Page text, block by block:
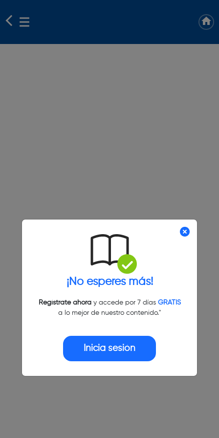
¡No esperes más!
Regístrate ahoray accede por 7 días GRATIS
a lo mejor de nuestro contenido."
Inicia sesión